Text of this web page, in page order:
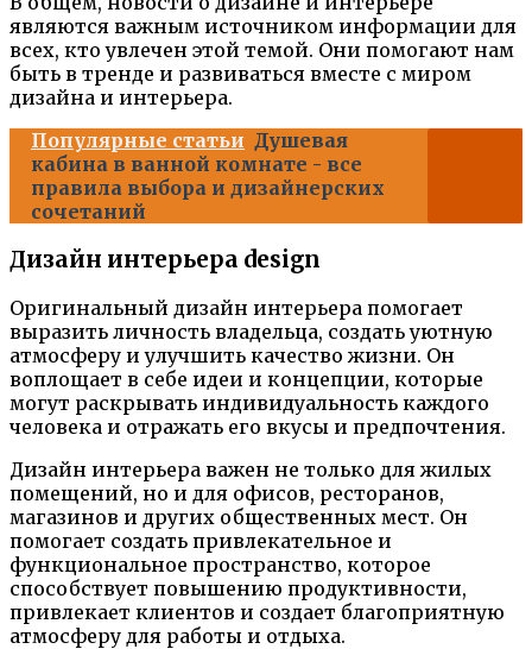
являются важным источником информации для
всех, кто увлечен этой темой. Они помогают нам
быть в тренде и развиваться вместе с миром
дизайна и интерьера.
Популярные статьи Душевая
кабина в ванной комнате - все
правила выбора и дизайнерских
сочетаний
Дизайн интерьера design
Оригинальный дизайн интерьера помогает
выразить личность владельца, создать уютную
атмосферу и улучшить качество жизни. Он
воплощает в себе идеи и концепции, которые
могут раскрывать индивидуальность каждого
человека и отражать его вкусы и предпочтения.
Дизайн интерьера важен не только для жилых
помещений, но и для офисов, ресторанов,
магазинов и других общественных мест. Он
помогает создать привлекательное и
функциональное пространство, которое
способствует повышению продуктивности,
привлекает клиентов и создает благоприятную
атмосферу для работы и отдыха.